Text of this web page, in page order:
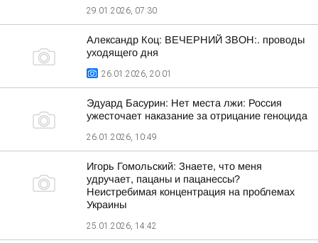
29.01.2026, 07:30
Александр Коц: ВЕЧЕРНИЙ ЗВОН:. проводы
уходящего дня
26.01.2026, 20:01
Эдуард Басурин: Нет места лжи: Россия
ужесточает наказание за отрицание геноцида
26.01.2026, 10:49
Игорь Гомольский: Знаете, что меня
удручает, пацаны и пацанессы?
Неистребимая концентрация на проблемах
Украины
25.01.2026, 14:42